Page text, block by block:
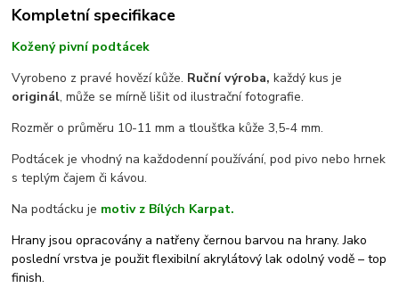
Kompletní specifikace
Kožený pivní podtácek
Vyrobeno z pravé hovězí kůže. Ruční výroba, každý kus je
originál, může se mírně lišit od ilustrační fotografie.
Rozměr o průměru 10-11 mm a tloušťka kůže 3,5-4 mm.
Podtácek je vhodný na každodenní používání, pod pivo nebo hrnek
s teplým čajem či kávou.
Na podtácku je motiv z Bílých Karpat.
Hrany jsou opracovány a natřeny černou barvou na hrany. Jako
poslední vrstva je použit flexibilní akrylátový lak odolný vodě – top
finish.